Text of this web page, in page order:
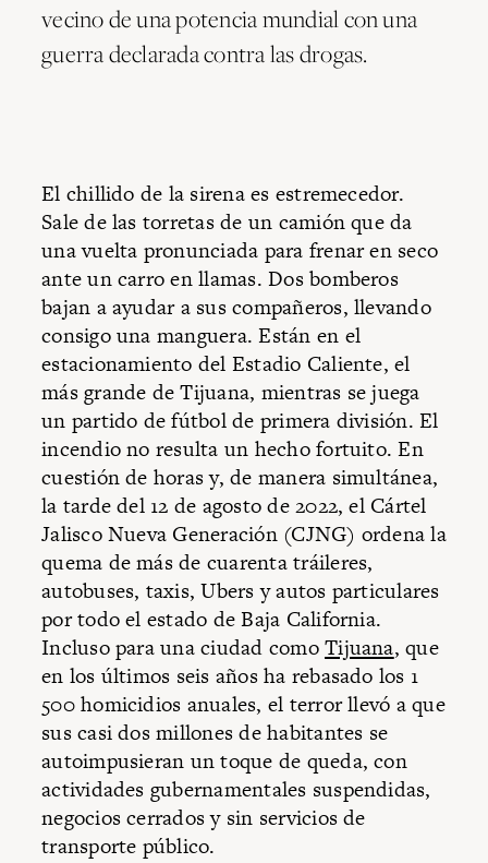
vecino de una potencia mundial con una
guerra declarada contra las drogas.
El chillido de la sirena es estremecedor.
Sale de las torretas de un camión que da
una vuelta pronunciada para frenar en seco
ante un carro en llamas. Dos bomberos
bajan a ayudar a sus compañeros, llevando
consigo una manguera. Están en el
estacionamiento del Estadio Caliente, el
más grande de Tijuana, mientras se juega
un partido de fútbol de primera división. El
incendio no resulta un hecho fortuito. En
cuestión de horas y, de manera simultánea,
la tarde del 12 de agosto de 2022, el Cártel
Jalisco Nueva Generación (CJNG) ordena la
quema de más de cuarenta tráileres,
autobuses, taxis, Ubers y autos particulares
por todo el estado de Baja California.
Incluso para una ciudad comoTijuana, que
en los últimos seis años ha rebasado los 1
500 homicidios anuales, el terror llevó a que
sus casi dos millones de habitantes se
autoimpusieran un toque de queda, con
actividades gubernamentales suspendidas,
negocios cerrados y sin servicios de
transporte público.